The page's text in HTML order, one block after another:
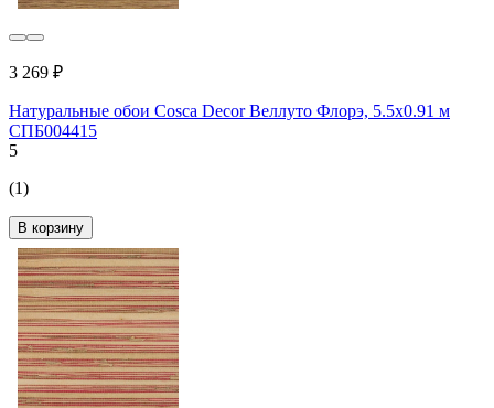
3 269 ₽
Натуральные обои Cosca Decor Веллуто Флорэ, 5.5x0.91 м
СПБ004415
5
(1)
В корзину